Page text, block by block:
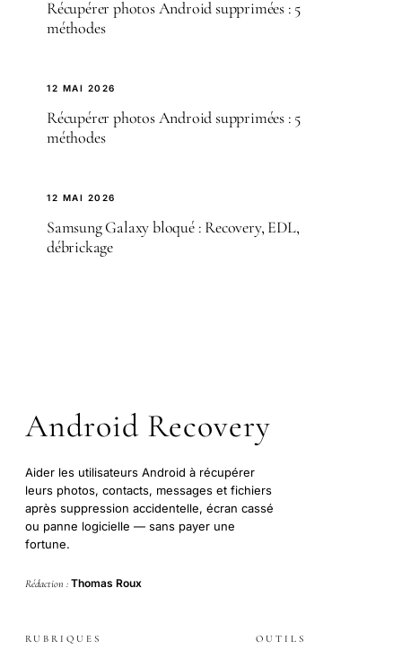
Récupérer photos Android supprimées : 5
méthodes
12 MAI 2026
Récupérer photos Android supprimées : 5
méthodes
12 MAI 2026
Samsung Galaxy bloqué : Recovery, EDL,
débrickage
Android Recovery
Aider les utilisateurs Android à récupérer
leurs photos, contacts, messages et fichiers
après suppression accidentelle, écran cassé
ou panne logicielle — sans payer une
fortune.
Rédaction : Thomas Roux
RUBRIQUES OUTILS